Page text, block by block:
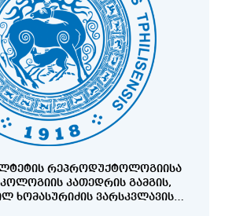
ᲠᲔᲞᲠᲝᲓᲣᲥᲢᲝᲚᲝᲒᲘᲘᲡᲐ
ᲙᲐᲗᲔᲓᲠᲘᲡ ᲒᲐᲛᲒᲘᲡ,
ᲮᲝᲛᲐᲡᲣᲠᲘᲫᲘᲡ ᲕᲐᲠᲡᲙᲕᲚᲐᲕᲘᲡ